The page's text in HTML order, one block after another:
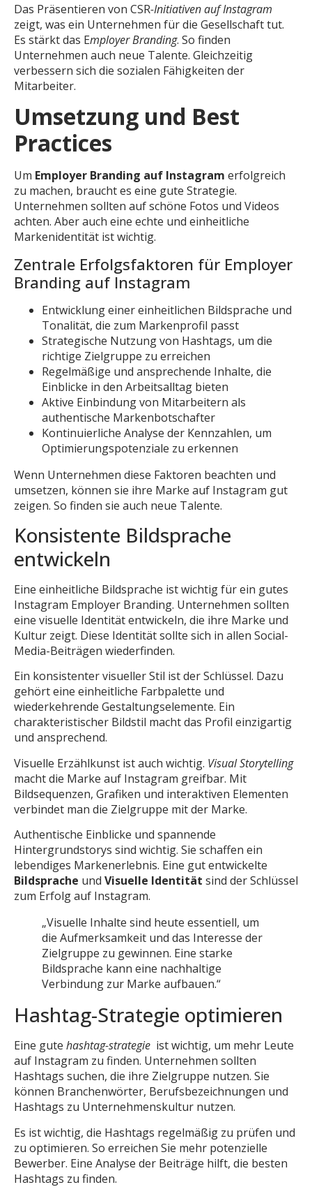
Das Präsentieren von CSR-Initiativen auf Instagram
zeigt, was ein Unternehmen für die Gesellschaft tut.
Es stärkt das Employer Branding. So finden
Unternehmen auch neue Talente. Gleichzeitig
verbessern sich die sozialen Fähigkeiten der
Mitarbeiter.
Umsetzung und Best
Practices
Um Employer Branding auf Instagram erfolgreich
zu machen, braucht es eine gute Strategie.
Unternehmen sollten auf schöne Fotos und Videos
achten. Aber auch eine echte und einheitliche
Markenidentität ist wichtig.
Zentrale Erfolgsfaktoren für Employer
Branding auf Instagram
Entwicklung einer einheitlichen Bildsprache und
Tonalität, die zum Markenprofil passt
Strategische Nutzung von Hashtags, um die
richtige Zielgruppe zu erreichen
Regelmäßige und ansprechende Inhalte, die
Einblicke in den Arbeitsalltag bieten
Aktive Einbindung von Mitarbeitern als
authentische Markenbotschafter
Kontinuierliche Analyse der Kennzahlen, um
Optimierungspotenziale zu erkennen
Wenn Unternehmen diese Faktoren beachten und
umsetzen, können sie ihre Marke auf Instagram gut
zeigen. So finden sie auch neue Talente.
Konsistente Bildsprache
entwickeln
Eine einheitliche Bildsprache ist wichtig für ein gutes
Instagram Employer Branding. Unternehmen sollten
eine visuelle Identität entwickeln, die ihre Marke und
Kultur zeigt. Diese Identität sollte sich in allen Social-
Media-Beiträgen wiederfinden.
Ein konsistenter visueller Stil ist der Schlüssel. Dazu
gehört eine einheitliche Farbpalette und
wiederkehrende Gestaltungselemente. Ein
charakteristischer Bildstil macht das Profil einzigartig
und ansprechend.
Visuelle Erzählkunst ist auch wichtig. Visual Storytelling
macht die Marke auf Instagram greifbar. Mit
Bildsequenzen, Grafiken und interaktiven Elementen
verbindet man die Zielgruppe mit der Marke.
Authentische Einblicke und spannende
Hintergrundstorys sind wichtig. Sie schaffen ein
lebendiges Markenerlebnis. Eine gut entwickelte
Bildsprache und Visuelle Identität sind der Schlüssel
zum Erfolg auf Instagram.
„Visuelle Inhalte sind heute essentiell, um
die Aufmerksamkeit und das Interesse der
Zielgruppe zu gewinnen. Eine starke
Bildsprache kann eine nachhaltige
Verbindung zur Marke aufbauen.“
Hashtag-Strategie optimieren
Eine gute hashtag-strategie ist wichtig, um mehr Leute
auf Instagram zu finden. Unternehmen sollten
Hashtags suchen, die ihre Zielgruppe nutzen. Sie
können Branchenwörter, Berufsbezeichnungen und
Hashtags zu Unternehmenskultur nutzen.
Es ist wichtig, die Hashtags regelmäßig zu prüfen und
zu optimieren. So erreichen Sie mehr potenzielle
Bewerber. Eine Analyse der Beiträge hilft, die besten
Hashtags zu finden.